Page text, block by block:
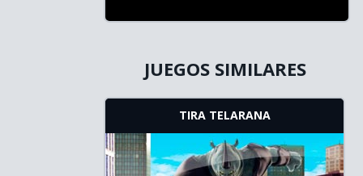
JUEGOS SIMILARES
TIRA TELARANA